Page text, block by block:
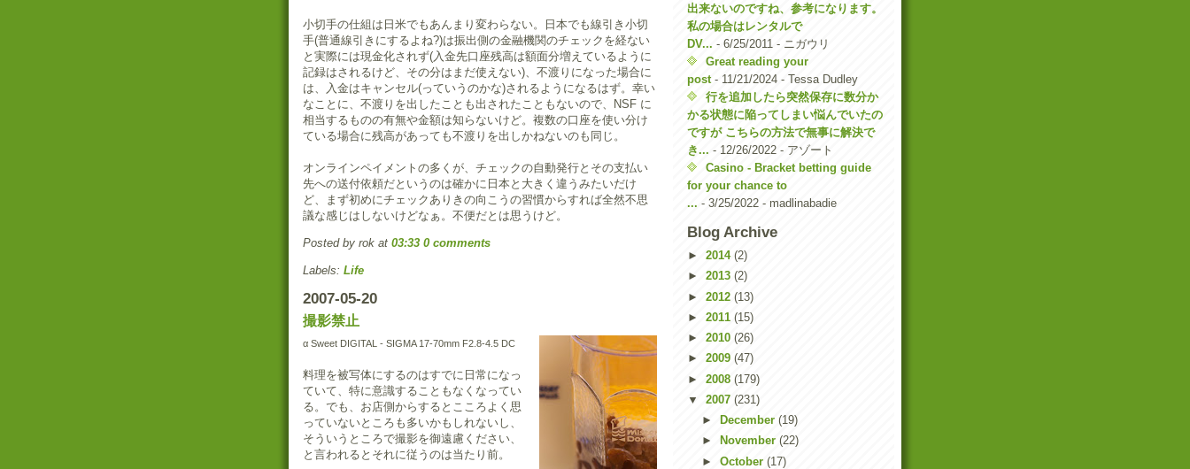
小切手の仕組は日米でもあんまり変わらない。日本でも線引き小切
手(普通線引きにするよね?)は振出側の金融機関のチェックを経ない
と実際には現金化されず(入金先口座残高は額面分増えているように
記録はされるけど、その分はまだ使えない)、不渡りになった場合に
は、入金はキャンセル(っていうのかな)されるようになるはず。幸い
なことに、不渡りを出したことも出されたこともないので、NSF に
相当するものの有無や金額は知らないけど。複数の口座を使い分け
ている場合に残高があっても不渡りを出しかねないのも同じ。
オンラインペイメントの多くが、チェックの自動発行とその支払い
先への送付依頼だというのは確かに日本と大きく違うみたいだけ
ど、まず初めにチェックありきの向こうの習慣からすれば全然不思
議な感じはしないけどなぁ。不便だとは思うけど。
Posted by rok at 03:33 0 comments
Labels: Life
2007-05-20
撮影禁止
α Sweet DIGITAL - SIGMA 17-70mm F2.8-4.5 DC
料理を被写体にするのはすでに日常になっ
ていて、特に意識することもなくなってい
る。でも、お店側からするとこころよく思
っていないところも多いかもしれないし、
そういうところで撮影を御遠慮ください、
と言われるとそれに従うのは当たり前。
出来ないのですね、参考になります。
私の場合はレンタルで
DV... - 6/25/2011 - ニガウリ
Great reading your
post- 11/21/2024 - Tessa Dudley
行を追加したら突然保存に数分か
かる状態に陥ってしまい悩んでいたの
ですが こちらの方法で無事に解決で
き... - 12/26/2022 - アゾート
Casino - Bracket betting guide
for your chance to
... - 3/25/2022 - madlinabadie
Blog Archive
► 2014 (2)
► 2013 (2)
► 2012 (13)
► 2011 (15)
► 2010 (26)
► 2009 (47)
► 2008 (179)
▼ 2007 (231)
►
December (19)
►
November (22)
► October (17)